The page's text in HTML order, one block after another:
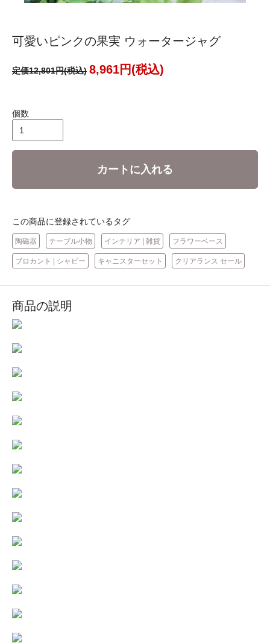
可愛いピンクの果実 ウォータージャグ
定価12,801円(税込) 8,961円(税込)
個数
カートに入れる
この商品に登録されているタグ
陶磁器 テーブル小物 インテリア | 雑貨 フラワーベース
ブロカント | シャビー キャニスターセット クリアランス セール
商品の説明